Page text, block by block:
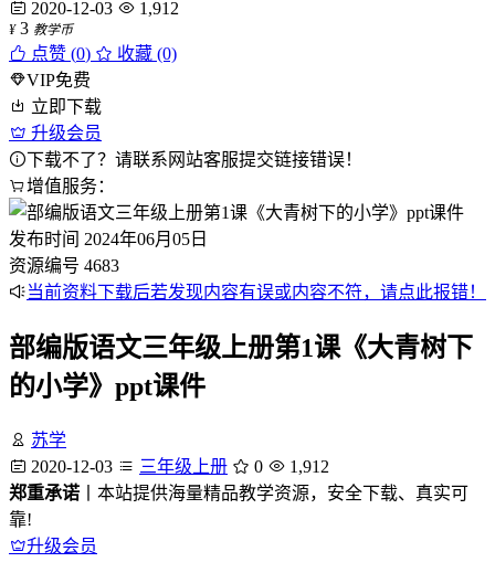
2020-12-03
1,912
¥ 3 教学币
点赞 (0)
收藏 (0)
VIP免费
立即下载
升级会员
下载不了？请联系网站客服提交链接错误！
增值服务：
发布时间 2024年06月05日
资源编号 4683
当前资料下载后若发现内容有误或内容不符，请点此报错！
部编版语文三年级上册第1课《大青树下
的小学》ppt课件
苏学
2020-12-03
三年级上册 0
1,912
郑重承诺 丨本站提供海量精品教学资源，安全下载、真实可
靠!
升级会员